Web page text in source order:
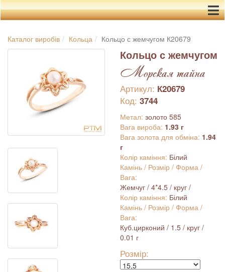
Каталог виробів Кольца Кольцо с жемчугом К20679
Кольцо с жемчугом
Морская тайна
Артикул: К20679
Код: 3744
Метал: золото 585
Вага вироба: 1.93 г
Вага золота для обміна: 1.94
г
Колір каміння: Білий
Камінь / Розмір / Форма /
Вага:
Жемчуг / 4*4.5 / круг /
Колір каміння: Білий
Камінь / Розмір / Форма /
Вага:
Куб.цирконий / 1.5 / круг /
0.01 г
Розмір: